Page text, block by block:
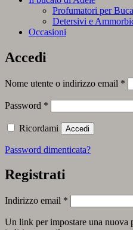
Profumatori per
Detersivi e
Occasioni
Accedi
Nome utente o indirizzo email *
Password *
Ricordami Accedi
Password dimenticata?
Registrati
Indirizzo email *
Un link per impostare una nuova